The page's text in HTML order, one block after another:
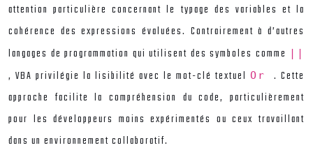
attention particulière concernant le typage des variables et la
cohérence des expressions évaluées. Contrairement à d’autres
langages de programmation qui utilisent des symboles comme ||
, VBA privilégie la lisibilité avec le mot-clé textuel Or . Cette
approche facilite la compréhension du code, particulièrement
pour les développeurs moins expérimentés ou ceux travaillant
dans un environnement collaboratif.